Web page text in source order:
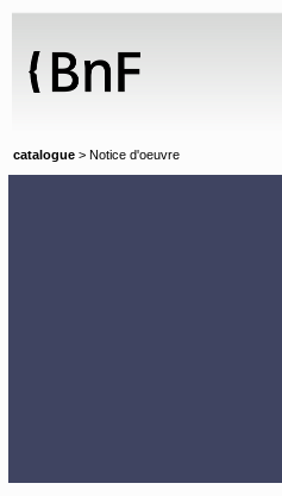
catalogue > Notice d'oeuvre